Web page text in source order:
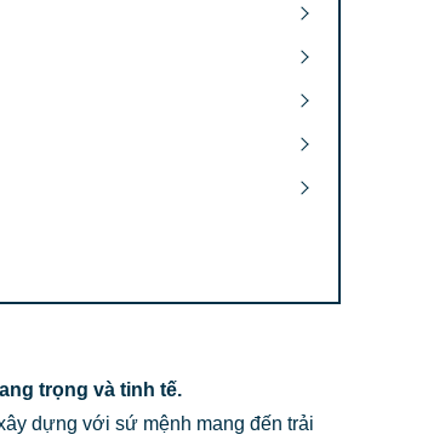
trọng và tinh tế.
dựng với sứ mệnh mang đến trải